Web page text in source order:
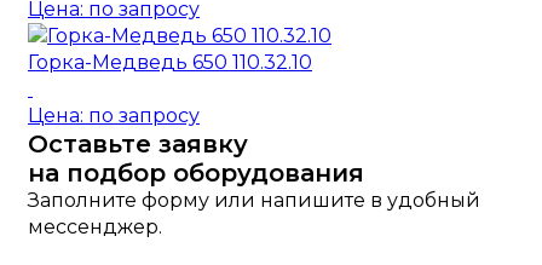
Цена: по запросу
Горка-Медведь 650 110.32.10
Цена: по запросу
Оставьте заявку
на подбор оборудования
Заполните форму или напишите в удобный
мессенджер.